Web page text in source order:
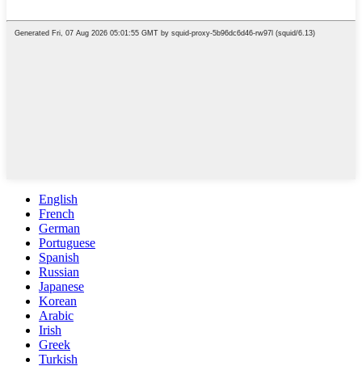
English
French
German
Portuguese
Spanish
Russian
Japanese
Korean
Arabic
Irish
Greek
Turkish